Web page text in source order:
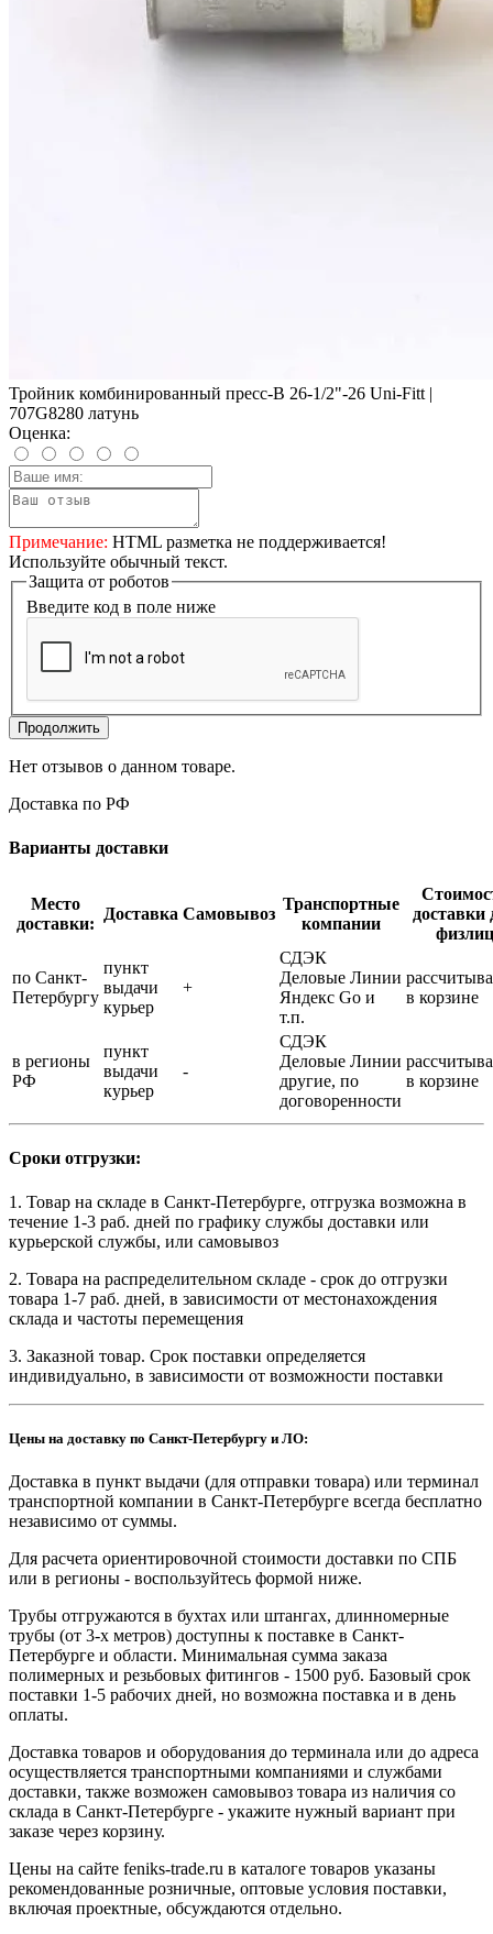
Тройник комбинированный пресс-В 26-1/2"-26 Uni-Fitt |
707G8280 латунь
Оценка:
Примечание: HTML разметка не поддерживается!
Используйте обычный текст.
Защита от роботов
Введите код в поле ниже
Продолжить
Нет отзывов о данном товаре.
Доставка по РФ
Варианты доставки
Место
доставки:
Доставка Самовывоз
Транспортные
компании
доставки
физлиц
по Санкт-
Петербургу
пункт
выдачи
курьер
+
СДЭК
Деловые Линии
Яндекс Go и
т.п.
в корзине
в регионы
РФ
пункт
выдачи
курьер
-
СДЭК
Деловые Линии
другие, по
договоренности
в корзине
Сроки отгрузки:
1. Товар на складе в Санкт-Петербурге, отгрузка возможна в
течение 1-3 раб. дней по графику службы доставки или
курьерской службы, или самовывоз
2. Товара на распределительном складе - срок до отгрузки
товара 1-7 раб. дней, в зависимости от местонахождения
склада и частоты перемещения
3. Заказной товар. Срок поставки определяется
индивидуально, в зависимости от возможности поставки
Цены на доставку по Санкт-Петербургу и ЛО:
Доставка в пункт выдачи (для отправки товара) или терминал
транспортной компании в Санкт-Петербурге всегда бесплатно
независимо от суммы.
Для расчета ориентировочной стоимости доставки по СПБ
или в регионы - воспользуйтесь формой ниже.
Трубы отгружаются в бухтах или штангах, длинномерные
трубы (от 3-х метров) доступны к поставке в Санкт-
Петербурге и области. Минимальная сумма заказа
полимерных и резьбовых фитингов - 1500 руб. Базовый срок
поставки 1-5 рабочих дней, но возможна поставка и в день
оплаты.
Доставка товаров и оборудования до терминала или до адреса
осуществляется транспортными компаниями и службами
доставки, также возможен самовывоз товара из наличия со
склада в Санкт-Петербурге - укажите нужный вариант при
заказе через корзину.
Цены на сайте feniks-trade.ru в каталоге товаров указаны
рекомендованные розничные, оптовые условия поставки,
включая проектные, обсуждаются отдельно.